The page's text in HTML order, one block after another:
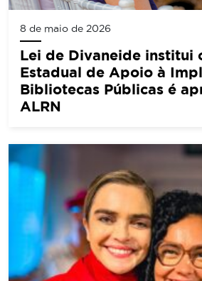
8 de maio de 2026
Lei de Divaneide institui
Estadual de Apoio à
Bibliotecas Públicas é
ALRN